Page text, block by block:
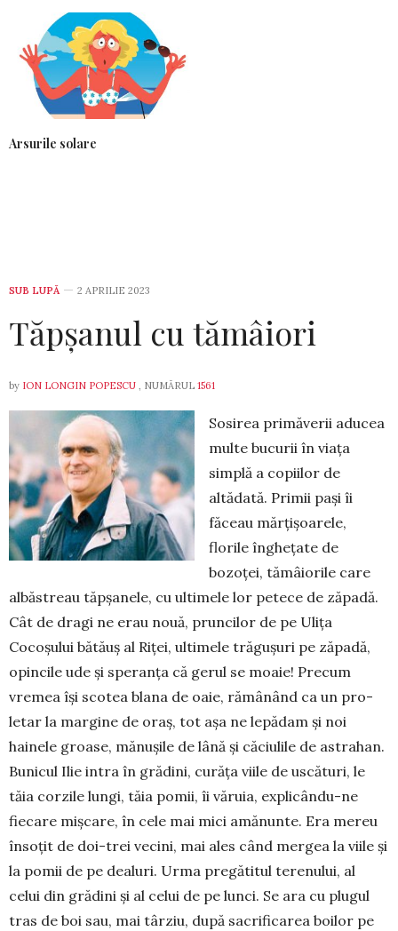
Arsurile solare
SUB LUPĂ 2 APRILIE 2023
Tăpșanul cu tămâiori
by ION LONGIN POPESCU , NUMĂRUL 1561
Sosirea primăverii aducea
multe bucurii în viața
simplă a copiilor de
altădată. Primii pași îi
făceau mărțișoarele,
florile înghețate de
bozoței, tămâiorile care
albăstreau tăpșanele, cu ultimele lor petece de zăpadă.
Cât de dragi ne erau nouă, pruncilor de pe Uli­ța
Cocoșului bătăuș al Riței, ultimele tră­gușuri pe zăpadă,
opincile ude și spe­ranța că gerul se moaie! Precum
vremea își scotea blana de oaie, rămânând ca un pro­
letar la margine de oraș, tot așa ne le­pădam și noi
hainele groase, mănușile de lână și căciulile de astrahan.
Bunicul Ilie intra în grădini, curăța viile de uscături, le
tăia corzile lungi, tăia pomii, îi văruia, explicându-ne
fiecare miș­care, în cele mai mici amănunte. Era mereu
înso­țit de doi-trei vecini, mai ales când mergea la viile și
la pomii de pe dealuri. Urma pregătitul terenului, al
celui din grădini și al celui de pe lunci. Se ara cu plugul
tras de boi sau, mai târziu, după sacrificarea boilor pe